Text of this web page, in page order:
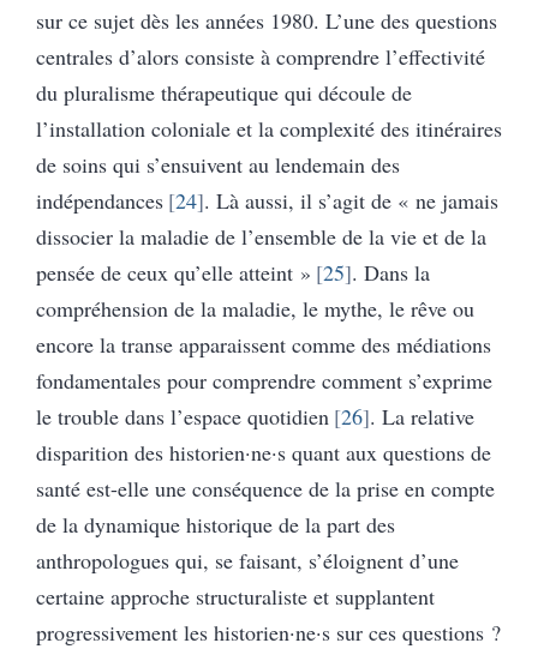
sur ce sujet dès les années 1980. L’une des questions
centrales d’alors consiste à comprendre l’effectivité
du pluralisme thérapeutique qui découle de
l’installation coloniale et la complexité des itinéraires
de soins qui s’ensuivent au lendemain des
indépendances 24 . Là aussi, il s’agit de « ne jamais
dissocier la maladie de l’ensemble de la vie et de la
pensée de ceux qu’elle atteint » 25 . Dans la
compréhension de la maladie, le mythe, le rêve ou
encore la transe apparaissent comme des médiations
fondamentales pour comprendre comment s’exprime
le trouble dans l’espace quotidien 26 . La relative
disparition des historien·ne·s quant aux questions de
santé est-elle une conséquence de la prise en compte
de la dynamique historique de la part des
anthropologues qui, se faisant, s’éloignent d’une
certaine approche structuraliste et supplantent
progressivement les historien·ne·s sur ces questions ?